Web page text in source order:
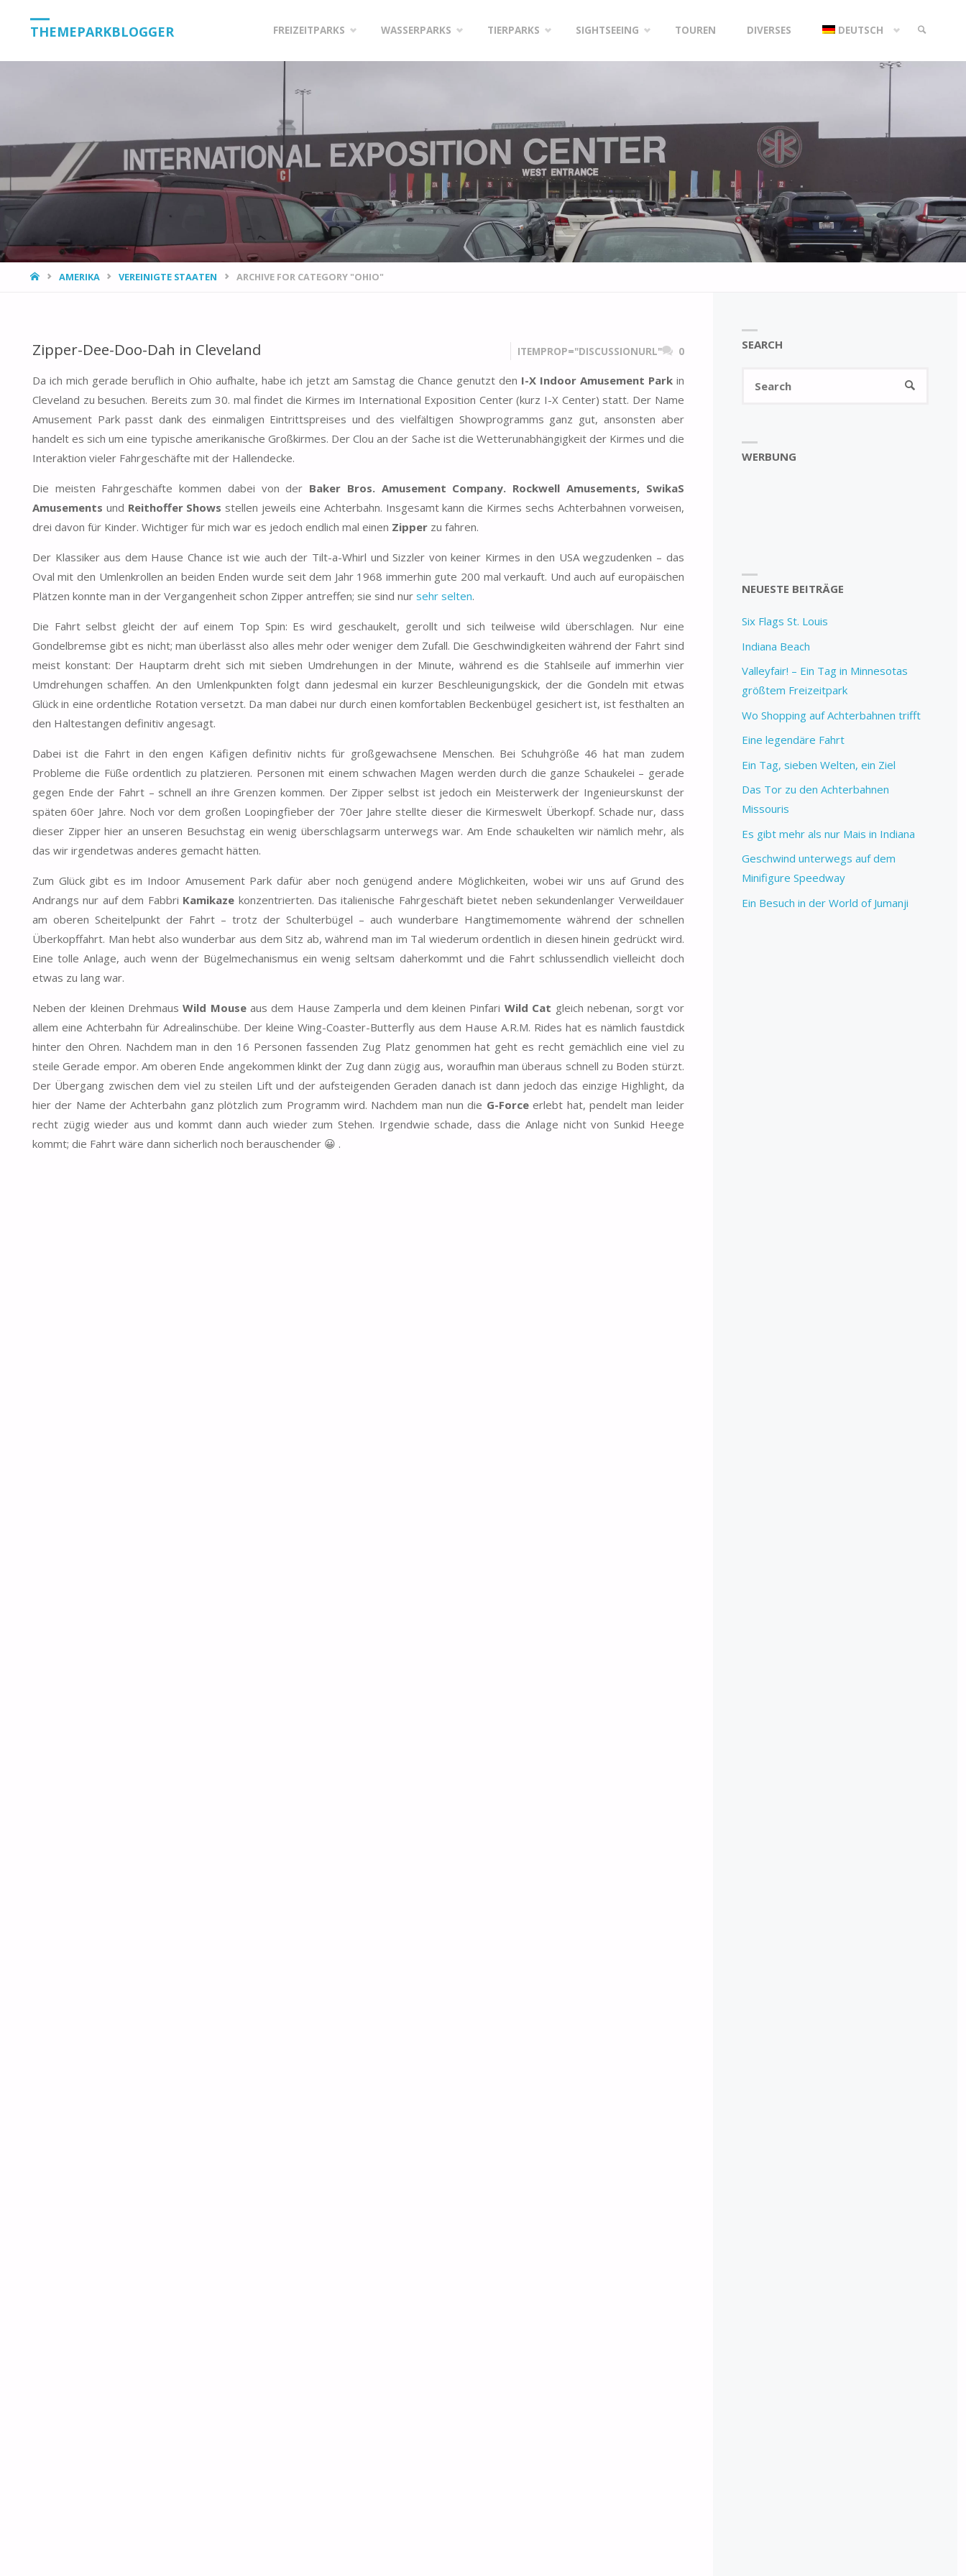
THEMEPARKBLOGGER
content
FREIZEITPARKS WASSERPARKS TIERPARKS SIGHTSEEING TOUREN DIVERSES DEUTSCH
HOMEAMERIKA VEREINIGTE STAATEN ARCHIVE FOR CATEGORY "OHIO"
Zipper-Dee-Doo-Dah in Cleveland ITEMPROP="DISCUSSIONURL" 0
Da ich mich gerade beruflich in Ohio aufhalte, habe ich jetzt am Samstag die Chance genutzt den I-X Indoor Amusement Parkin
Cleveland zu besuchen. Bereits zum 30. mal findet die Kirmes im International Exposition Center (kurz I-X Center) statt. Der Name
Amusement Park passt dank des einmaligen Eintrittspreises und des vielfältigen Showprogramms ganz gut, ansonsten aber
handelt es sich um eine typische amerikanische Großkirmes. Der Clou an der Sache ist die Wetterunabhängigkeit der Kirmes und die
Interaktion vieler Fahrgeschäfte mit der Hallendecke.
Die meisten Fahrgeschäfte kommen dabei von der Baker Bros. Amusement Company. Rockwell Amusements, SwikaS
Amusements und Reithoffer Shows stellen jeweils eine Achterbahn. Insgesamt kann die Kirmes sechs Achterbahnen vorweisen,
drei davon für Kinder. Wichtiger für mich war es jedoch endlich mal einen Zipperzu fahren.
Der Klassiker aus dem Hause Chance ist wie auch der Tilt-a-Whirl und Sizzler von keiner Kirmes in den USA wegzudenken – das
Oval mit den Umlenkrollen an beiden Enden wurde seit dem Jahr 1968 immerhin gute 200 mal verkauft. Und auch auf europäischen
Plätzen konnte man in der Vergangenheit schon Zipper antreffen; sie sind nur sehr selten.
Die Fahrt selbst gleicht der auf einem Top Spin: Es wird geschaukelt, gerollt und sich teilweise wild überschlagen. Nur eine
Gondelbremse gibt es nicht; man überlässt also alles mehr oder weniger dem Zufall. Die Geschwindigkeiten während der Fahrt sind
meist konstant: Der Hauptarm dreht sich mit sieben Umdrehungen in der Minute, während es die Stahlseile auf immerhin vier
Umdrehungen schaffen. An den Umlenkpunkten folgt dann jedesmal ein kurzer Beschleunigungskick, der die Gondeln mit etwas
Glück in eine ordentliche Rotation versetzt. Da man dabei nur durch einen komfortablen Beckenbügel gesichert ist, ist festhalten an
den Haltestangen definitiv angesagt.
Dabei ist die Fahrt in den engen Käfigen definitiv nichts für großgewachsene Menschen. Bei Schuhgröße 46 hat man zudem
Probleme die Füße ordentlich zu platzieren. Personen mit einem schwachen Magen werden durch die ganze Schaukelei – gerade
gegen Ende der Fahrt – schnell an ihre Grenzen kommen. Der Zipper selbst ist jedoch ein Meisterwerk der Ingenieurskunst der
späten 60er Jahre. Noch vor dem großen Loopingfieber der 70er Jahre stellte dieser die Kirmeswelt Überkopf. Schade nur, dass
dieser Zipper hier an unseren Besuchstag ein wenig überschlagsarm unterwegs war. Am Ende schaukelten wir nämlich mehr, als
das wir irgendetwas anderes gemacht hätten.
Zum Glück gibt es im Indoor Amusement Park dafür aber noch genügend andere Möglichkeiten, wobei wir uns auf Grund des
Andrangs nur auf dem Fabbri Kamikaze konzentrierten. Das italienische Fahrgeschäft bietet neben sekundenlanger Verweildauer
am oberen Scheitelpunkt der Fahrt – trotz der Schulterbügel – auch wunderbare Hangtimemomente während der schnellen
Überkopffahrt. Man hebt also wunderbar aus dem Sitz ab, während man im Tal wiederum ordentlich in diesen hinein gedrückt wird.
Eine tolle Anlage, auch wenn der Bügelmechanismus ein wenig seltsam daherkommt und die Fahrt schlussendlich vielleicht doch
etwas zu lang war.
Neben der kleinen DrehmausWild Mouseaus dem Hause Zamperla und dem kleinen Pinfari Wild Cat gleich nebenan, sorgt vor
allem eine Achterbahn für Adrealinschübe. Der kleine Wing-Coaster-Butterfly aus dem Hause A.R.M. Rides hat es nämlich faustdick
hinter den Ohren. Nachdem man in den 16 Personen fassenden Zug Platz genommen hat geht es recht gemächlich eine viel zu
steile Gerade empor. Am oberen Ende angekommen klinkt der Zug dann zügig aus, woraufhin man überaus schnell zu Boden stürzt.
Der Übergang zwischen dem viel zu steilen Lift und der aufsteigenden Geraden danach ist dann jedoch das einzige Highlight, da
hier der Name der Achterbahn ganz plötzlich zum Programm wird. Nachdem man nun die G-Forceerlebt hat, pendelt man leider
recht zügig wieder aus und kommt dann auch wieder zum Stehen. Irgendwie schade, dass die Anlage nicht von Sunkid Heege
kommt; die Fahrt wäre dann sicherlich noch berauschender 😀 .
SEARCH
SEARCH
WERBUNG
NEUESTE BEITRÄGE
Six Flags St. Louis
Indiana Beach
Valleyfair! – Ein Tag in Minnesotas
größtem Freizeitpark
Wo Shopping auf Achterbahnen trifft
Eine legendäre Fahrt
Ein Tag, sieben Welten, ein Ziel
Das Tor zu den Achterbahnen
Missouris
Es gibt mehr als nur Mais in Indiana
Geschwind unterwegs auf dem
Minifigure Speedway
Ein Besuch in der World of Jumanji